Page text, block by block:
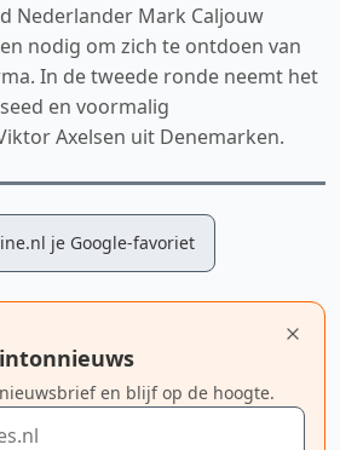
Nederlander Mark Caljouw
nodig om zich te ontdoen van
In de tweede ronde neemt het
en voormalig
Axelsen uit Denemarken.
je Google-favoriet
en blijf op de hoogte.